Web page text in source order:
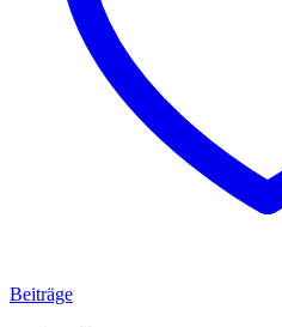
Beiträge